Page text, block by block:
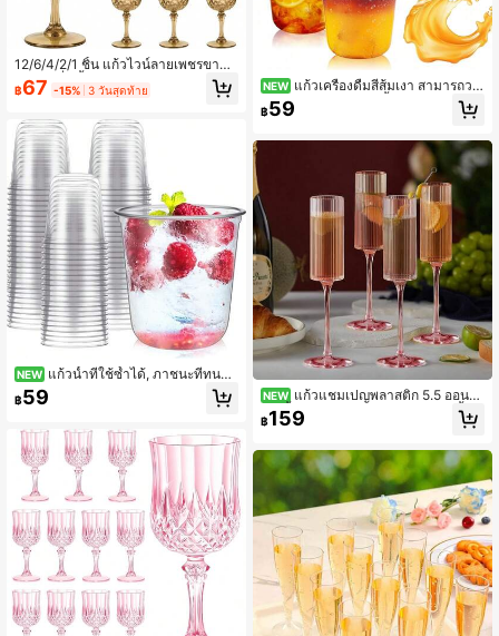
12/6/4/2/1 ชิ้น แก้วไวน์ลายเพชรขาตั้ง
สูง แก้วดื่มน้ำหลายสีสไตล์วินเทจ ทนท
าน | เหมาะสำหรับตกแต่งงานวันเกิด ง
บไวน์ แชมเปญ ค็อกเทล น้ำผลไม้ และ
น้ำโซดา กิจกรรมกลางแจ้งในวันหยุด ฤ
ดูกลับโรงเรียน ฮาโลวีน คริสต์มาส การ
สร้างทีม และโอกาสอื่นๆ ห้องครัว ร้านอ
าหาร แก้ว แก้วน้ำผลไม้ แก้วกาแฟ
฿67 -15% 3 วันสุดท้าย
NEW แก้วน้ำที่ใช้ซ้ำได้, ภาชนะที่ทนต่อ
การแตกร้าวพร้อมผิวเงางาม, เหมาะสำ
หรับงานปาร์ตี้สาวโสด, งานปาร์ตี้สาว,
มเปญ
฿59
NEW แก้วเครื่องดื่มสีส้มเงา สามารถวา
งซ้อนได้ หนา และใช้ซ้ำได้ เหมาะสำหรั
บค็อกเทล น้ำผลไม้ ไวน์ฟอง เหมาะสำห
฿59
NEW แก้วแชมเปญพลาสติก 5.5 ออนซ์
ลายริ้ว ไม่แตกหัก แก้วแชมเปญใช้ซ้ำไ
ด้ - สไตล์โมเดิร์นหรูหรา เหมาะสำหรับ
คริสต์มาส และงานฉลองวันเกิด 5.5 ออ
นซ์ - ลายริ้ว - สีชมพู
฿159